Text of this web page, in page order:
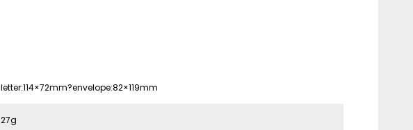
letter:114×72mm?envelope:82×119mm
27g